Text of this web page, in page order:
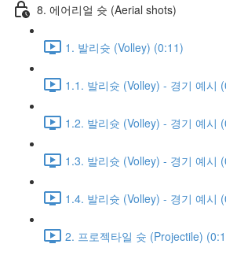
8. 에어리얼 슛 (Aerial shots)
1. 발리슛 (Volley) (0:11)
1.1. 발리슛 (Volley) - 경기 예시
1.2. 발리슛 (Volley) - 경기 예시
1.3. 발리슛 (Volley) - 경기 예시
1.4. 발리슛 (Volley) - 경기 예시
2. 프로젝타일 슛 (Projectile)